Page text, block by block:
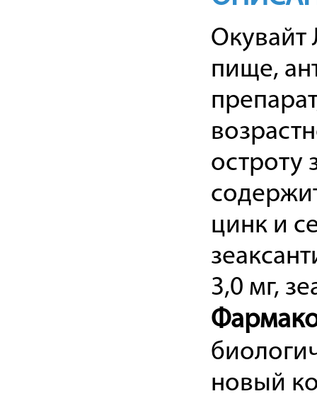
Окувайт
пище,
остроту
цинк и
3,0 мг,
новый